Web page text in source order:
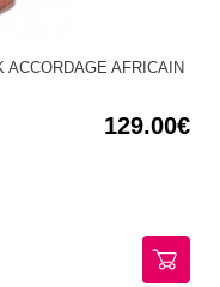
ACCORDAGE AFRICAIN
129.00